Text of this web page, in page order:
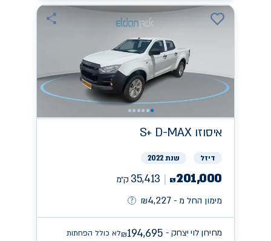
איסוזוS+ D-MAX
דיזל שנת 2022
₪201,000
35,413 ק״מ
מימון החל מ -
₪4,227
מחירון לוי יצחק - ₪194,695 לא כולל הפחתות